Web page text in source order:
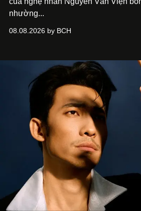
nhường...
08.08.2026 by BCH